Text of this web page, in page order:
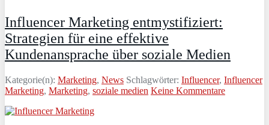
Influencer Marketing entmystifiziert:
Strategien für eine effektive
Kundenansprache über soziale Medien
Kategorie(n): Marketing, News Schlagwörter: Influencer, Influencer
Marketing, Marketing, soziale medien Keine Kommentare